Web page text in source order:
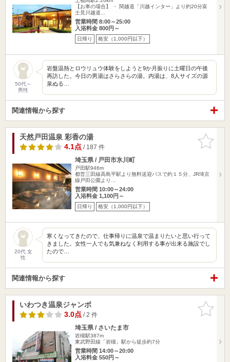
【お車の場合】 ・ 関越道「川越インター」より約20分富
士見川越道…
営業時間 8:00～25:00
入浴料金 800円～
日帰り 格安（1,000円以下）
50代～
男性
岩盤温熱とロウリュウ体験をしようと9か月振りに土曜日の午後
再訪した。今日の男湯はさらさらの湯。内湯は、8人サイズの源
泉ぬる…
関連情報から探す
お気に入
りに追加
天然戸田温泉 彩香の湯
4.1点/ 187 件
埼玉県 / 戸田市氷川町
戸田駅946m
都営三田線高島平駅より無料送迎バスで約１５分、JR埼京
線戸田公園より…
営業時間 10:00～24:00
入浴料金 1,100円～
日帰り 格安（1,000円以下）
20代 女
性
寒くなってきたので、仕事帰りに温泉で温まりたいと思い行って
きました。女性一人でも気兼ねなく利用する事が出来る施設でし
たので…
関連情報から探す
お気に入
りに追加
いわつき温泉ジャンボ
3.0点/ 2 件
埼玉県 / さいたま市
岩槻駅387m
東武野田線「岩槻」駅から徒歩約7分
営業時間 14:00～20:00
入浴料金 550円～